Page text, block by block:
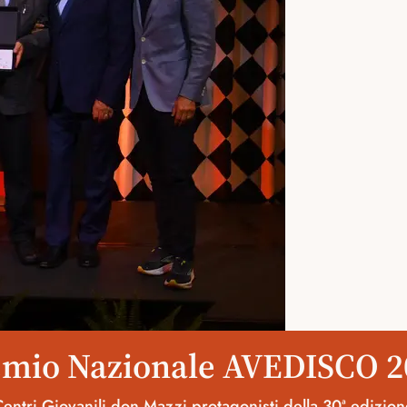
Nazionale AVEDISCO